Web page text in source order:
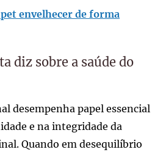
pet envelhecer de forma
diz sobre a saúde do
desempenha papel essencial
e na integridade da
Quando em desequilíbrio